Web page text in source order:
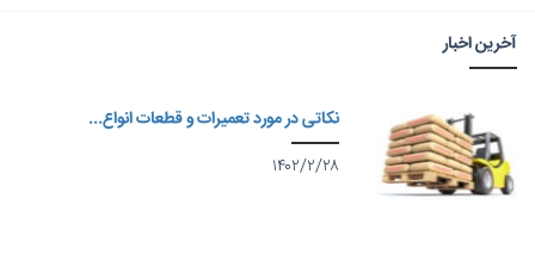
آخرین اخبار
نکاتی در مورد تعمیرات و قطعات انواع...
۱۴۰۲/۲/۲۸